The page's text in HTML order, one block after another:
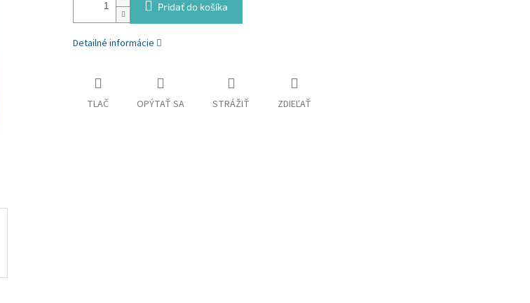
Pridať do košíka
Detailné informácie
TLAČ OPÝTAŤ SA STRÁŽIŤ ZDIEĽAŤ